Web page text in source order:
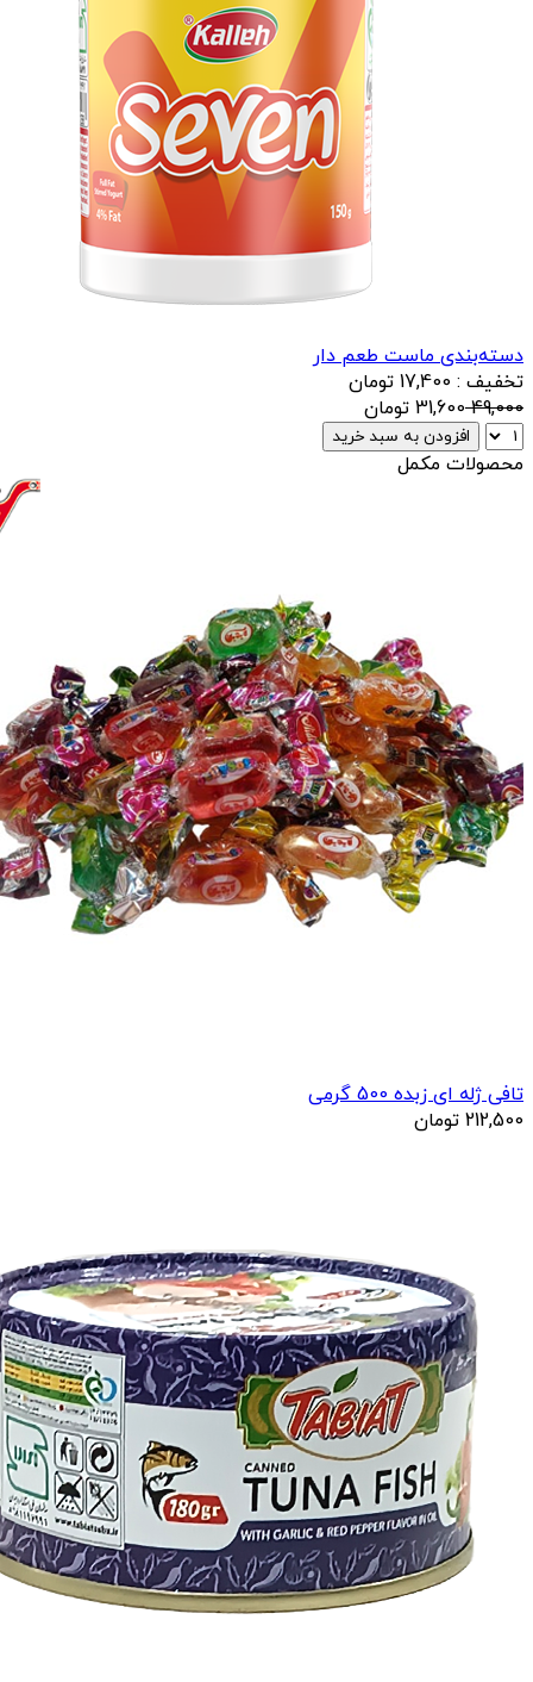
دسته‌بندی ماست طعم دار
تخفیف : 17,400 تومان
49,000
31,600 تومان
افزودن به سبد خرید
محصولات مکمل
تافی ژله ای زبده 500 گرمی
212,500 تومان